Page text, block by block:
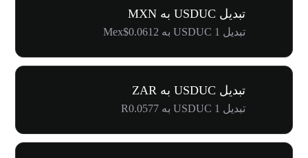
تبدیل USDUC به MXN
تبدیل 1 USDUC به Mex$0.0612
تبدیل USDUC به ZAR
تبدیل 1 USDUC به R0.0577